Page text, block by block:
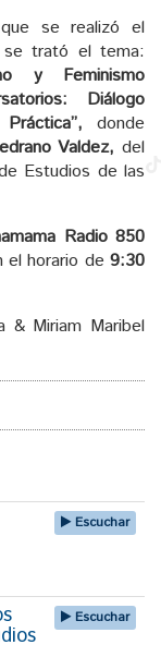
se realizó el
trató el tema:
y Feminismo
Diálogo
donde
Valdez, del
Estudios de las
Radio 850
el horario de9:30
& Miriam Maribel
Escuchar
Escuchar